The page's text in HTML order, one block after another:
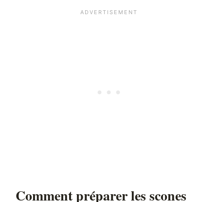
Comment préparer les scones